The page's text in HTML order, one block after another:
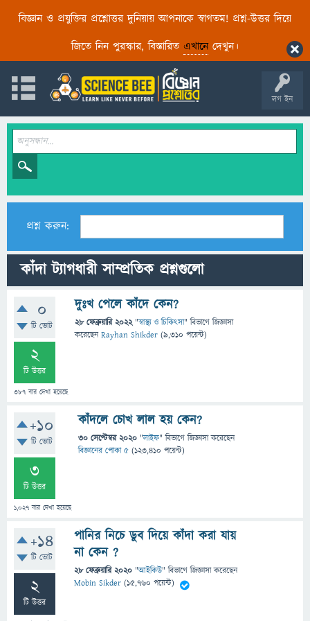
বিজ্ঞান ও প্রযুক্তির প্রশ্নোত্তর দুনিয়ায় আপনাকে স্বাগতম! প্রশ্ন-উত্তর দিয়ে
জিতে নিন পুরস্কার, বিস্তারিত এখানেদেখুন।
লগ ইন
প্রশ্ন করুন:
কাঁদা ট্যাগধারী সাম্প্রতিক প্রশ্নগুলো
0
টি ভোট
2
টি উত্তর
387 বার দেখা হয়েছে
দুঃখ পেলে কাঁদে কেন?
28 ফেব্রুয়ারি 2022 "স্বাস্থ্য ও চিকিৎসা" বিভাগে জিজ্ঞাসা
করেছেনRayhan Shikder (9,310 পয়েন্ট)
+10
টি ভোট
3
টি উত্তর
1,027 বার দেখা হয়েছে
কাঁদলে চোখ লাল হয় কেন?
30 সেপ্টেম্বর 2020 "লাইফ" বিভাগে জিজ্ঞাসাকরেছেন
বিজ্ঞানের পোকা ৫ (123,410 পয়েন্ট)
+14
টি ভোট
2
টি উত্তর
পানির নিচে ডুব দিয়ে কাঁদা করা যায়
না কেন ?
28 ফেব্রুয়ারি 2020 "আইকিউ" বিভাগে জিজ্ঞাসাকরেছেন
Mobin Sikder (15,760 পয়েন্ট)